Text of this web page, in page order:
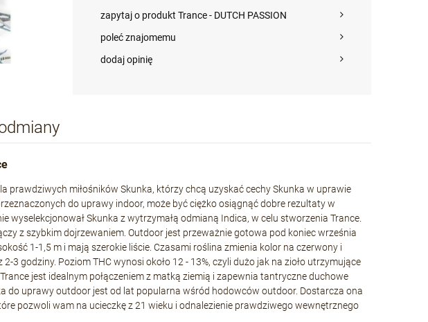
zapytaj o produkt Trance - DUTCH PASSION
poleć znajomemu
dodaj opinię
prawdziwych miłośników Skunka, którzy chcą uzyskać cechy Skunka w uprawie
do uprawy indoor, może być ciężko osiągnąć dobre rezultaty w
wyselekcjonował Skunka z wytrzymałą odmianą Indica, w celu stworzenia Trance.
z szybkim dojrzewaniem. Outdoor jest przeważnie gotowa pod koniec września
1-1,5 m i mają szerokie liście. Czasami roślina zmienia kolor na czerwony i
3 godziny. Poziom THC wynosi około 12 - 13%, czyli dużo jak na zioło utrzymujące
jest idealnym połączeniem z matką ziemią i zapewnia tantryczne duchowe
do uprawy outdoor jest od lat popularna wśród hodowców outdoor. Dostarcza ona
pozwoli wam na ucieczkę z 21 wieku i odnalezienie prawdziwego wewnętrznego